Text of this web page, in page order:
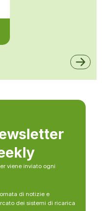
viene inviato ogni
di notizie e
dei sistemi di ricarica